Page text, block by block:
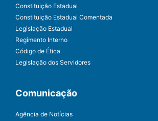
Constituição Estadual
Constituição Estadual Comentada
Legislação Estadual
Regimento Interno
Código de Ética
Legislação dos Servidores
Comunicação
Agência de Notícias